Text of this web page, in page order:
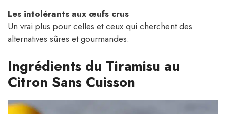
Les intolérants aux œufs crus
Un vrai plus pour celles et ceux qui cherchent des
alternatives sûres et gourmandes.
Ingrédients du Tiramisu au
Citron Sans Cuisson